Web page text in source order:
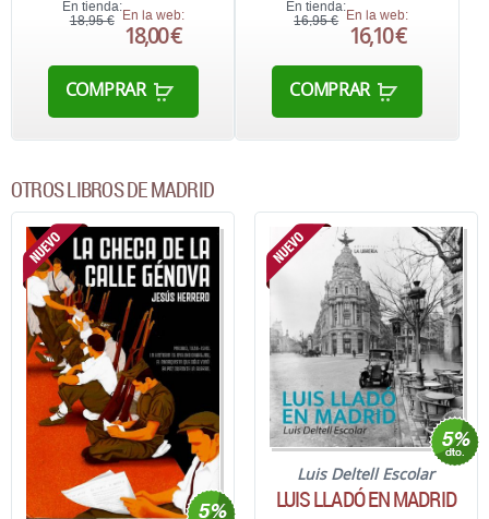
En tienda:
18,95 € En la web:
18,00 €
COMPRAR
En tienda:
16,95 € En la web:
16,10 €
COMPRAR
OTROS LIBROS DE MADRID
Luis Deltell Escolar
LUIS LLADÓ EN MADRID